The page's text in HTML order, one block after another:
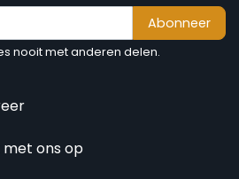
Abonneer
nooit met anderen delen.
ons op